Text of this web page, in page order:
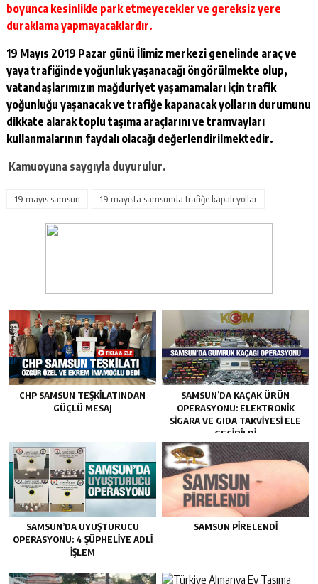
boyunca kesinlikle park etmeyecekler ve gereksiz yere
duraklama yapmayacaklardır.
19 Mayıs 2019 Pazar günü İlimiz merkezi genelinde araç ve
yaya trafiğinde yoğunluk yaşanacağı öngörülmekte olup,
vatandaşlarımızın mağduriyet yaşamamaları için trafik
yoğunluğu yaşanacak ve trafiğe kapanacak yolların durumunu
dikkate alarak toplu taşıma araçlarını ve tramvayları
kullanmalarının faydalı olacağı değerlendirilmektedir.
Kamuoyuna saygıyla duyurulur.
19 mayıs samsun 19 mayısta samsunda trafiğe kapalı yollar
CHP SAMSUN TEŞKILATINDAN
GÜÇLÜ MESAJ
SAMSUN’DA KAÇAK ÜRÜN
OPERASYONU: ELEKTRONIK
SIGARA VE GIDA TAKVIYESI ELE
GEÇIRILDI
SAMSUN’DA UYUŞTURUCU
OPERASYONU: 4 ŞÜPHELIYE ADLI
İŞLEM
SAMSUN PIRELENDI